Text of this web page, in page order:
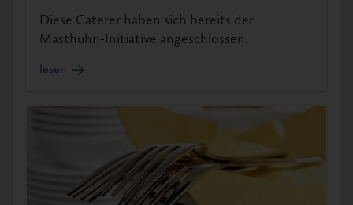
Diese Caterer haben sich bereits der
Masthuhn-Initiative angeschlossen.
lesen